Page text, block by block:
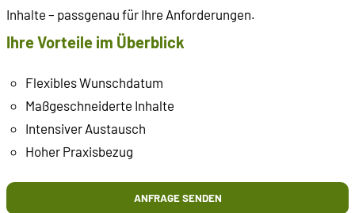
Inhalte – passgenau für Ihre Anforderungen.
Ihre Vorteile im Überblick
Flexibles Wunschdatum
Maßgeschneiderte Inhalte
Intensiver Austausch
Hoher Praxisbezug
ANFRAGE SENDEN